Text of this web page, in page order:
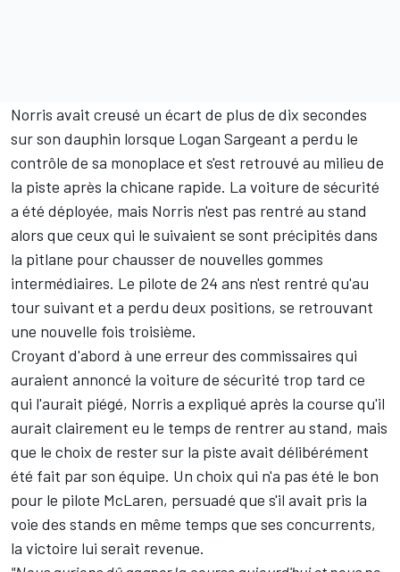
Norris avait creusé un écart de plus de dix secondes
sur son dauphin lorsque Logan Sargeant a perdu le
contrôle de sa monoplace et s'est retrouvé au milieu de
la piste après la chicane rapide. La voiture de sécurité
a été déployée, mais Norris n'est pas rentré au stand
alors que ceux qui le suivaient se sont précipités dans
la pitlane pour chausser de nouvelles gommes
intermédiaires. Le pilote de 24 ans n'est rentré qu'au
tour suivant et a perdu deux positions, se retrouvant
une nouvelle fois troisième.
Croyant d'abord à une erreur des commissaires qui
auraient annoncé la voiture de sécurité trop tard ce
qui l'aurait piégé, Norris a expliqué après la course qu'il
aurait clairement eu le temps de rentrer au stand, mais
que le choix de rester sur la piste avait délibérément
été fait par son équipe. Un choix qui n'a pas été le bon
pour le pilote McLaren, persuadé que s'il avait pris la
voie des stands en même temps que ses concurrents,
la victoire lui serait revenue.